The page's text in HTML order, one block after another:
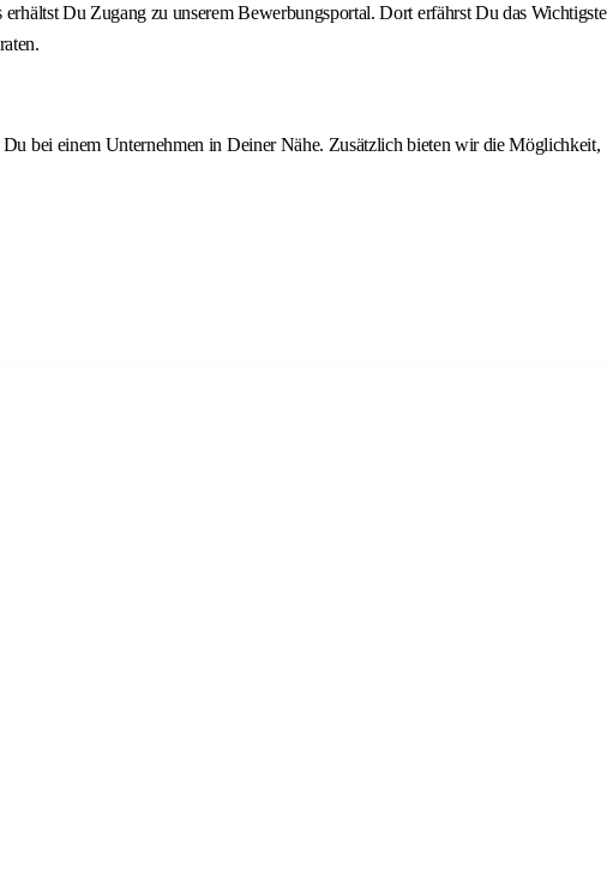
Du Zugang zu unserem Bewerbungsportal. Dort erfährst Du das Wichtigste
Du bei einem Unternehmen in Deiner Nähe. Zusätzlich bieten wir die Möglichkeit,